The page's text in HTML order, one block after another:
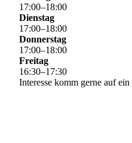
17:00–18:00
Dienstag
17:00–18:00
Donnerstag
17:00–18:00
Freitag
16:30–17:30
Interesse komm gerne auf